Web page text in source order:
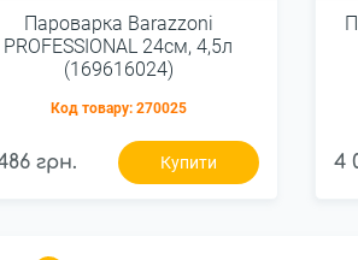
Пароварка Barazzoni
PROFESSIONAL 24см, 4,5л
(169616024)
Код товару: 270025
грн. Купити 4